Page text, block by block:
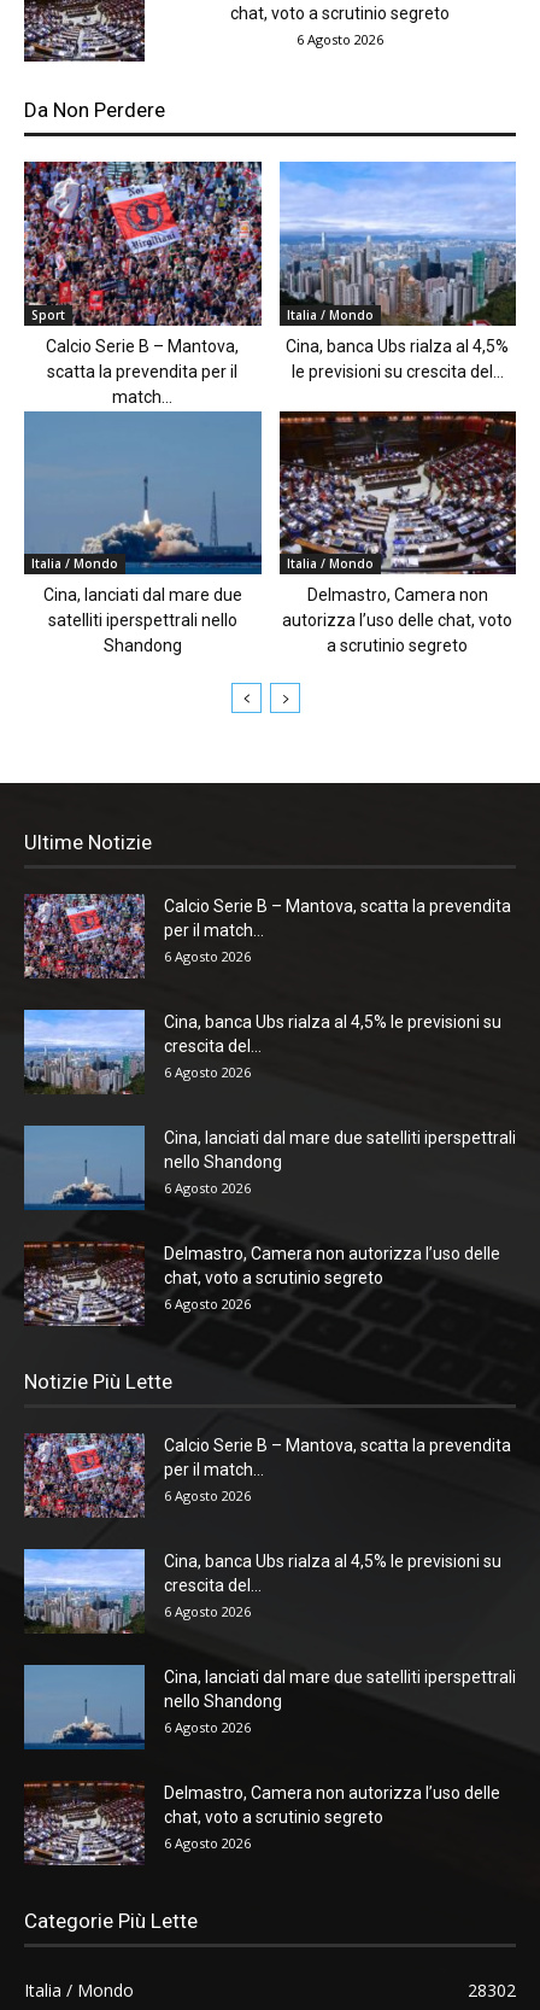
chat, voto a scrutinio segreto
6 Agosto 2026
Da Non Perdere
Sport
Calcio Serie B – Mantova,
scatta la prevendita per il
match...
Italia / Mondo
Cina, banca Ubs rialza al 4,5%
le previsioni su crescita del...
Italia / Mondo
Cina, lanciati dal mare due
satelliti iperspettrali nello
Shandong
Italia / Mondo
Delmastro, Camera non
autorizza l’uso delle chat, voto
a scrutinio segreto
Ultime Notizie
Calcio Serie B – Mantova, scatta la prevendita
per il match...
6 Agosto 2026
Cina, banca Ubs rialza al 4,5% le previsioni su
crescita del...
6 Agosto 2026
Cina, lanciati dal mare due satelliti iperspettrali
nello Shandong
6 Agosto 2026
Delmastro, Camera non autorizza l’uso delle
chat, voto a scrutinio segreto
6 Agosto 2026
Notizie Più Lette
Calcio Serie B – Mantova, scatta la prevendita
per il match...
6 Agosto 2026
Cina, banca Ubs rialza al 4,5% le previsioni su
crescita del...
6 Agosto 2026
Cina, lanciati dal mare due satelliti iperspettrali
nello Shandong
6 Agosto 2026
Delmastro, Camera non autorizza l’uso delle
chat, voto a scrutinio segreto
6 Agosto 2026
Categorie Più Lette
Italia / Mondo
28302